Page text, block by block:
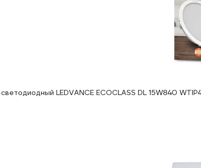
LEDVANCE ECOCLASS DL 15W840